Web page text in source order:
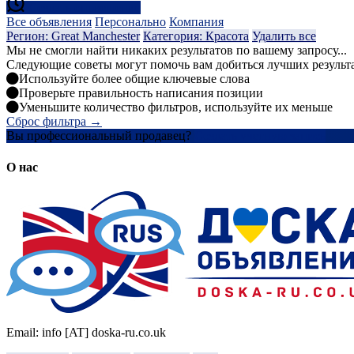
Все объявления Персонально Компания
Регион: Great Manchester Категория: Красота Удалить все
Мы не смогли найти никаких результатов по вашему запросу...
Следующие советы могут помочь вам добиться лучших
Используйте более общие ключевые слова
Проверьте правильность написания позиции
Уменьшите количество фильтров, используйте их меньше
Сброс фильтра →
Вы профессиональный продавец?
О нас
Email: info [AT] doska-ru.co.uk